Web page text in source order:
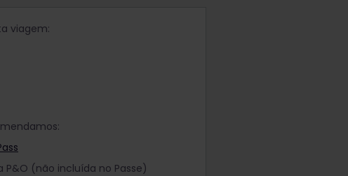
viagem:
P&O (não incluída no Passe)